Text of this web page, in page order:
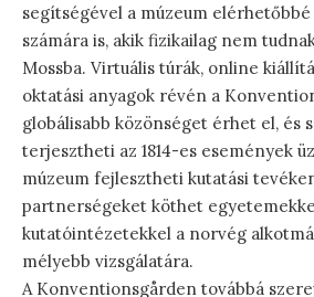
segítségével a múzeum
számára is, akik fizikailag nem
Mossba. Virtuális túrák, online
oktatási anyagok révén a
globálisabb közönséget érhet el, és
terjesztheti az 1814-es események
múzeum fejlesztheti kutatási
partnerségeket köthet
kutatóintézetekkel a norvég
mélyebb vizsgálatára.
A Konventionsgården továbbá